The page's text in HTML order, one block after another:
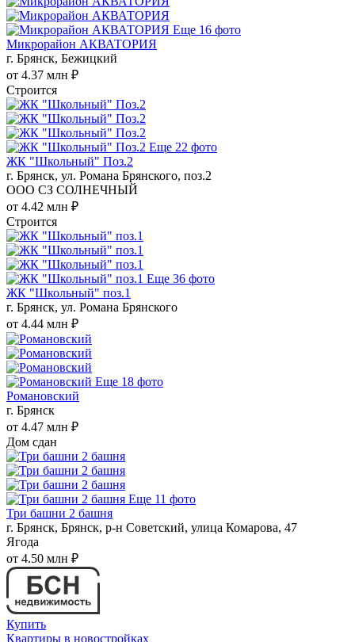
Еще 16 фото
Микрорайон АКВАТОРИЯ
г. Брянск, Бежицкий
от 4.37 млн ₽
Строится
Еще 22 фото
ЖК "Школьный" Поз.2
г. Брянск, ул. Романа Брянского, поз.2
ООО СЗ СОЛНЕЧНЫЙ
от 4.42 млн ₽
Строится
Еще 36 фото
ЖК "Школьный" поз.1
г. Брянск, ул. Романа Брянского
от 4.44 млн ₽
Еще 18 фото
Романовский
г. Брянск
от 4.47 млн ₽
Дом сдан
Еще 11 фото
Три башни 2 башня
г. Брянск, Брянск, р-н Советский, улица Комарова, 47
Ягода
от 4.50 млн ₽
Купить
Квартиры в новостройках